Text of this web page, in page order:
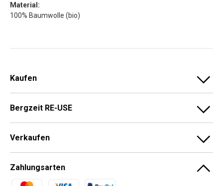
Material:
100% Baumwolle (bio)
Kaufen
Bergzeit RE-USE
Verkaufen
Zahlungsarten
Zahlungsmethoden